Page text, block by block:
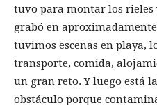
tuvo para montar los rieles
grabó en
tuvimos escenas en playa,
transporte, comida,
un gran reto. Y luego está
obstáculo porque